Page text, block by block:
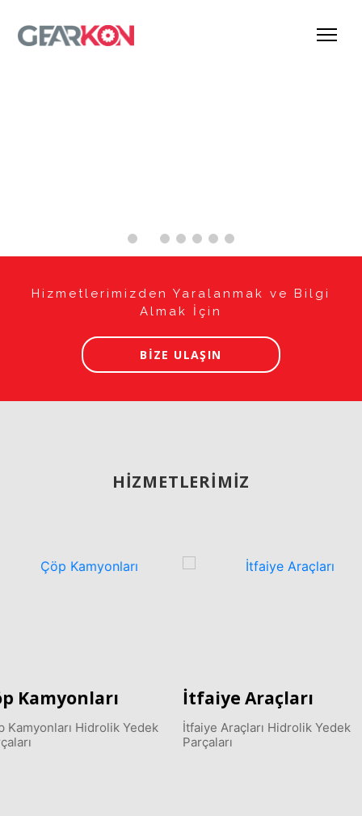
Hizmetlerimizden Yaralanmak ve Bilgi
Almak İçin
BİZE ULAŞIN
HİZMETLERİMİZ
İtfaiye Araçları
İtfaiye Araçları Hidrolik Yedek
Parçaları
Vinç Araçları
Vinç Araçları Hidrolik
Parçaları